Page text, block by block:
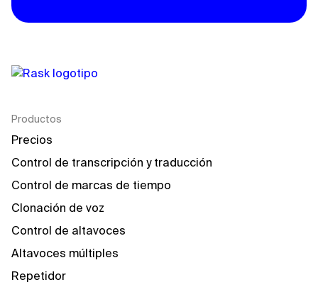
Productos
Precios
Control de transcripción y traducción
Control de marcas de tiempo
Clonación de voz
Control de altavoces
Altavoces múltiples
Repetidor